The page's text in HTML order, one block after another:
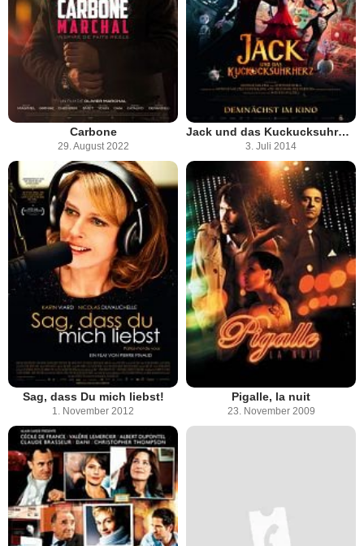
Carbone
29. August 2022
Jack und das Kuckucksuhrherz
3. Juli 2014
Sag, dass Du mich liebst!
1. November 2012
Pigalle, la nuit
23. November 2009